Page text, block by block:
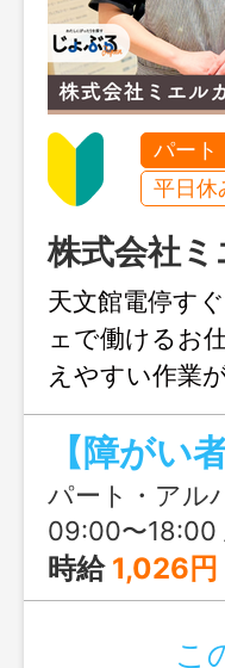
パート
平日休
株式会社ミ
天文館電停す
ェで働けるお
えやすい作業
ート体制も整
ら、落ち着い
パート・アル
09:00〜18:00
時給 1,026円
こ